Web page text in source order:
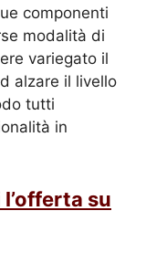
componenti
modalità di
variegato il
alzare il livello
tutti
in
su